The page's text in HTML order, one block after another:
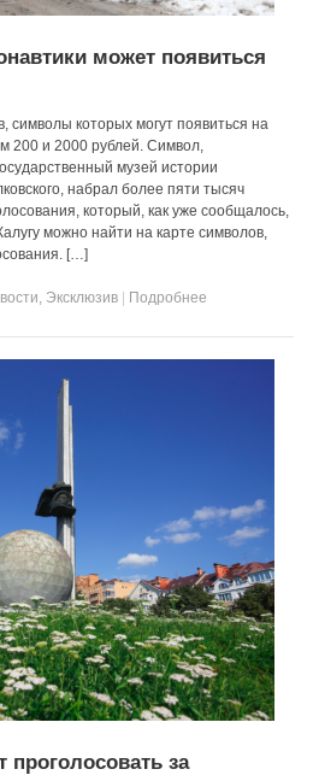
может появиться
символы которых могут появиться на
200 и 2000 рублей. Символ,
музей истории
набрал более пяти тысяч
который, как уже сообщалось,
можно найти на карте символов,
[…]
, Эксклюзив Подробнее
за